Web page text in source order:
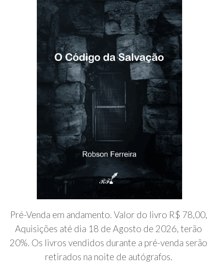
Pré-Venda em andamento. Valor do livro R$ 78,00,
Aquisições até dia 18 de Agosto de 2026, terão
20%. Os livros vendidos durante a pré-venda serão
retirados na noite de autógrafos.